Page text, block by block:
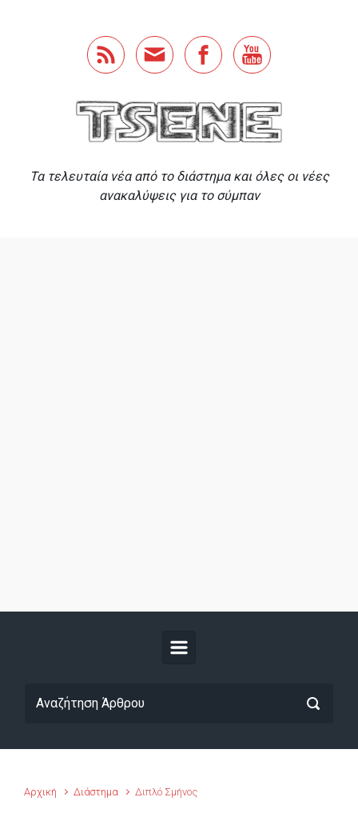
Τα τελευταία νέα από το διάστημα και όλες οι νέες
ανακαλύψεις για το σύμπαν
Αρχική Διάστημα Διπλό Σμήνος